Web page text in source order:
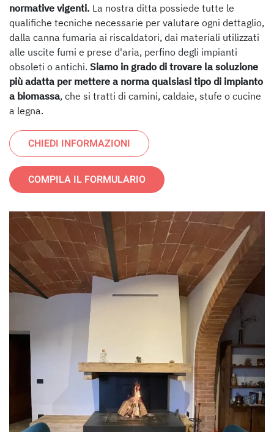
normative vigenti. La nostra ditta possiede tutte le
qualifiche tecniche necessarie per valutare ogni dettaglio,
dalla canna fumaria ai riscaldatori, dai materiali utilizzati
alle uscite fumi e prese d'aria, perfino degli impianti
obsoleti o antichi. Siamo in grado di trovare la soluzione
più adatta per mettere a norma qualsiasi tipo di impianto
a biomassa, che si tratti di camini, caldaie, stufe o cucine
a legna.
CHIEDI INFORMAZIONI
COMPILA IL FORMULARIO